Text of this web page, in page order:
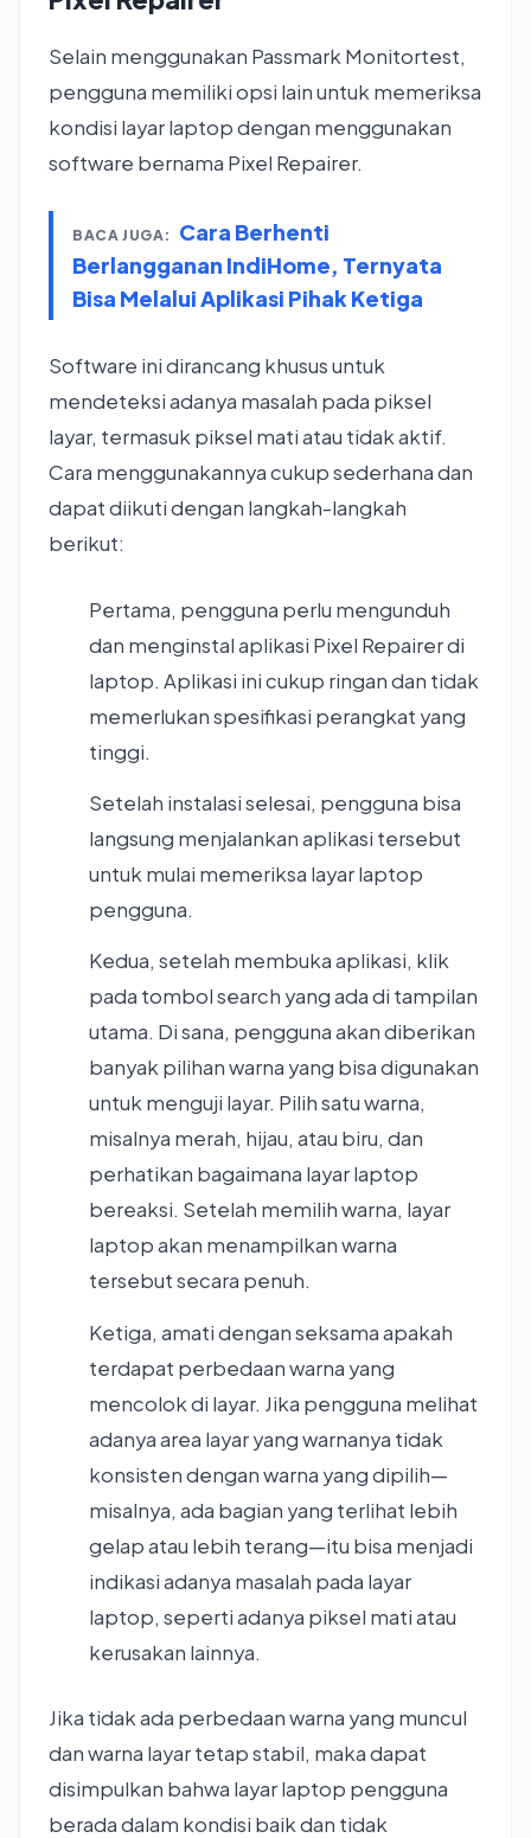
Selain menggunakan Passmark Monitortest,
pengguna memiliki opsi lain untuk memeriksa
kondisi layar laptop dengan menggunakan
software bernama Pixel Repairer.
BACA JUGA:
Cara Berhenti
Berlangganan IndiHome, Ternyata
Bisa Melalui Aplikasi Pihak Ketiga
Software ini dirancang khusus untuk
mendeteksi adanya masalah pada piksel
layar, termasuk piksel mati atau tidak aktif.
Cara menggunakannya cukup sederhana dan
dapat diikuti dengan langkah-langkah
berikut:
Pertama, pengguna perlu mengunduh
dan menginstal aplikasi Pixel Repairer di
laptop. Aplikasi ini cukup ringan dan tidak
memerlukan spesifikasi perangkat yang
tinggi.
Setelah instalasi selesai, pengguna bisa
langsung menjalankan aplikasi tersebut
untuk mulai memeriksa layar laptop
pengguna.
Kedua, setelah membuka aplikasi, klik
pada tombol search yang ada di tampilan
utama. Di sana, pengguna akan diberikan
banyak pilihan warna yang bisa digunakan
untuk menguji layar. Pilih satu warna,
misalnya merah, hijau, atau biru, dan
perhatikan bagaimana layar laptop
bereaksi. Setelah memilih warna, layar
laptop akan menampilkan warna
tersebut secara penuh.
Ketiga, amati dengan seksama apakah
terdapat perbedaan warna yang
mencolok di layar. Jika pengguna melihat
adanya area layar yang warnanya tidak
konsisten dengan warna yang dipilih—
misalnya, ada bagian yang terlihat lebih
gelap atau lebih terang—itu bisa menjadi
indikasi adanya masalah pada layar
laptop, seperti adanya piksel mati atau
kerusakan lainnya.
Jika tidak ada perbedaan warna yang muncul
dan warna layar tetap stabil, maka dapat
disimpulkan bahwa layar laptop pengguna
berada dalam kondisi baik dan tidak